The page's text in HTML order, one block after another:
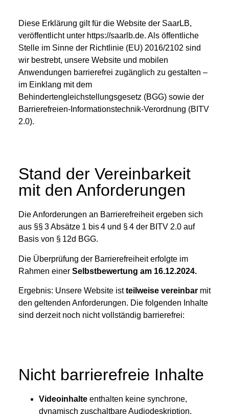
Diese Erklärung gilt für die Website der SaarLB,
veröffentlicht unter https://saarlb.de. Als öffentliche
Stelle im Sinne der Richtlinie (EU) 2016/2102 sind
wir bestrebt, unsere Website und mobilen
Anwendungen barrierefrei zugänglich zu gestalten –
im Einklang mit dem
Behindertengleichstellungsgesetz (BGG) sowie der
Barrierefreien-Informationstechnik-Verordnung (BITV
2.0).
Stand der Vereinbarkeit
mit den Anforderungen
Die Anforderungen an Barrierefreiheit ergeben sich
aus §§ 3 Absätze 1 bis 4 und § 4 der BITV 2.0 auf
Basis von § 12d BGG.
Die Überprüfung der Barrierefreiheit erfolgte im
Rahmen einer Selbstbewertung am 16.12.2024.
Ergebnis: Unsere Website istteilweise vereinbarmit
den geltenden Anforderungen. Die folgenden Inhalte
sind derzeit noch nicht vollständig barrierefrei:
Nicht barrierefreie Inhalte
Videoinhalteenthalten keine synchrone,
dynamisch zuschaltbare Audiodeskription.